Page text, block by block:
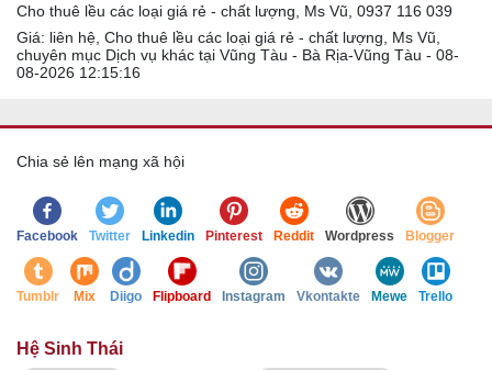
Cho thuê lều các loại giá rẻ - chất lượng, Ms Vũ, 0937 116 039
Giá: liên hệ, Cho thuê lều các loại giá rẻ - chất lượng, Ms Vũ,
chuyên mục Dịch vụ khác tại Vũng Tàu - Bà Rịa-Vũng Tàu - 08-
08-2026 12:15:16
Chia sẻ lên mạng xã hội
Facebook Twitter Linkedin Pinterest Reddit Wordpress Blogger
Tumblr Mix Diigo Flipboard Instagram Vkontakte Mewe Trello
Hệ Sinh Thái